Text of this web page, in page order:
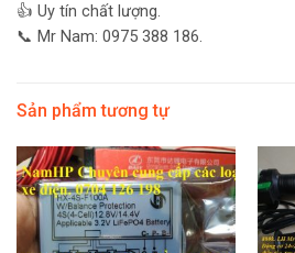
👍 Uy tín chất lượng.
📞 Mr Nam: 0975 388 186.
Sản phẩm tương tự